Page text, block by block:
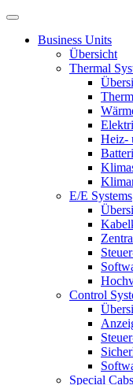
Business Units
Übersicht
Thermal
Heiz-
E/E Systems
Control
Special Cabs